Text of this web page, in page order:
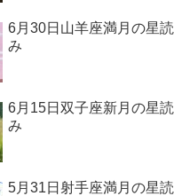
6月30日山羊座満月の星読
み
6月15日双子座新月の星読
み
5月31日射手座満月の星読